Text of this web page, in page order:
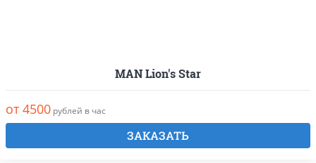
MAN Lion's Star
от 4500 рублей в час
ЗАКАЗАТЬ